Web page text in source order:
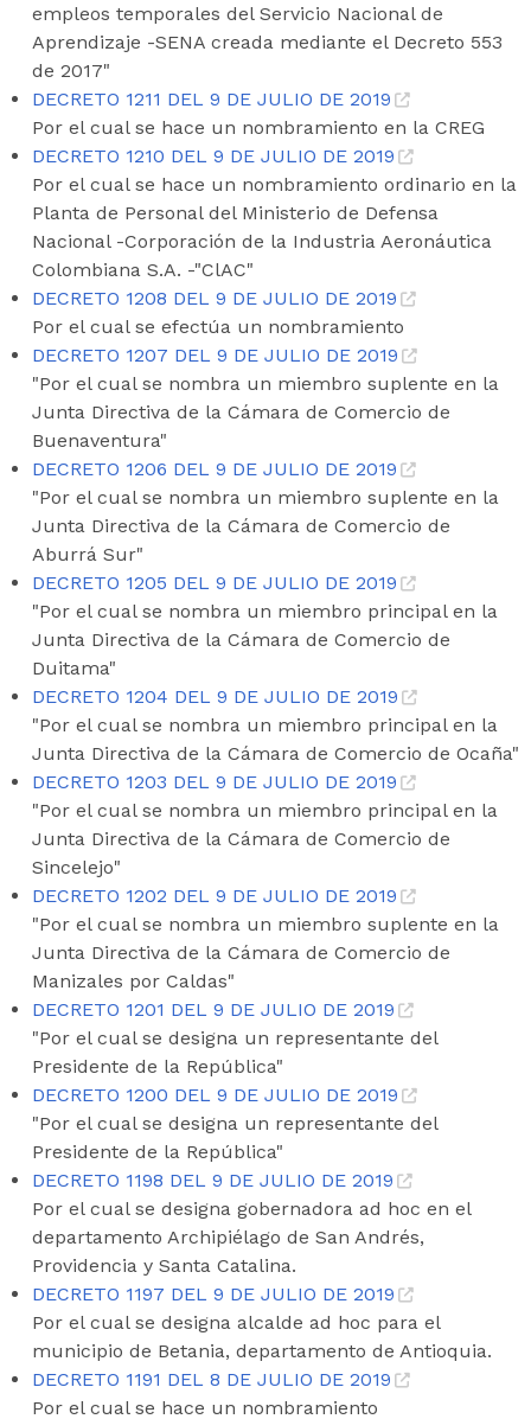
empleos temporales del Servicio Nacional de
Aprendizaje -SENA creada mediante el Decreto 553
de 2017"
DECRETO 1211 DEL 9 DE JULIO DE 2019
Por el cual se hace un nombramiento en la CREG
DECRETO 1210 DEL 9 DE JULIO DE 2019
Por el cual se hace un nombramiento ordinario en la
Planta de Personal del Ministerio de Defensa
Nacional -Corporación de la Industria Aeronáutica
Colombiana S.A. -"ClAC"
DECRETO 1208 DEL 9 DE JULIO DE 2019
Por el cual se efectúa un nombramiento
DECRETO 1207 DEL 9 DE JULIO DE 2019
"Por el cual se nombra un miembro suplente en la
Junta Directiva de la Cámara de Comercio de
Buenaventura"
DECRETO 1206 DEL 9 DE JULIO DE 2019
"Por el cual se nombra un miembro suplente en la
Junta Directiva de la Cámara de Comercio de
Aburrá Sur"
DECRETO 1205 DEL 9 DE JULIO DE 2019
"Por el cual se nombra un miembro principal en la
Junta Directiva de la Cámara de Comercio de
Duitama"
DECRETO 1204 DEL 9 DE JULIO DE 2019
"Por el cual se nombra un miembro principal en la
Junta Directiva de la Cámara de Comercio de Ocaña"
DECRETO 1203 DEL 9 DE JULIO DE 2019
"Por el cual se nombra un miembro principal en la
Junta Directiva de la Cámara de Comercio de
Sincelejo"
DECRETO 1202 DEL 9 DE JULIO DE 2019
"Por el cual se nombra un miembro suplente en la
Junta Directiva de la Cámara de Comercio de
Manizales por Caldas"
DECRETO 1201 DEL 9 DE JULIO DE 2019
"Por el cual se designa un representante del
Presidente de la República"
DECRETO 1200 DEL 9 DE JULIO DE 2019
"Por el cual se designa un representante del
Presidente de la República"
DECRETO 1198 DEL 9 DE JULIO DE 2019
Por el cual se designa gobernadora ad hoc en el
departamento Archipiélago de San Andrés,
Providencia y Santa Catalina.
DECRETO 1197 DEL 9 DE JULIO DE 2019
Por el cual se designa alcalde ad hoc para el
municipio de Betania, departamento de Antioquia.
DECRETO 1191 DEL 8 DE JULIO DE 2019
Por el cual se hace un nombramiento